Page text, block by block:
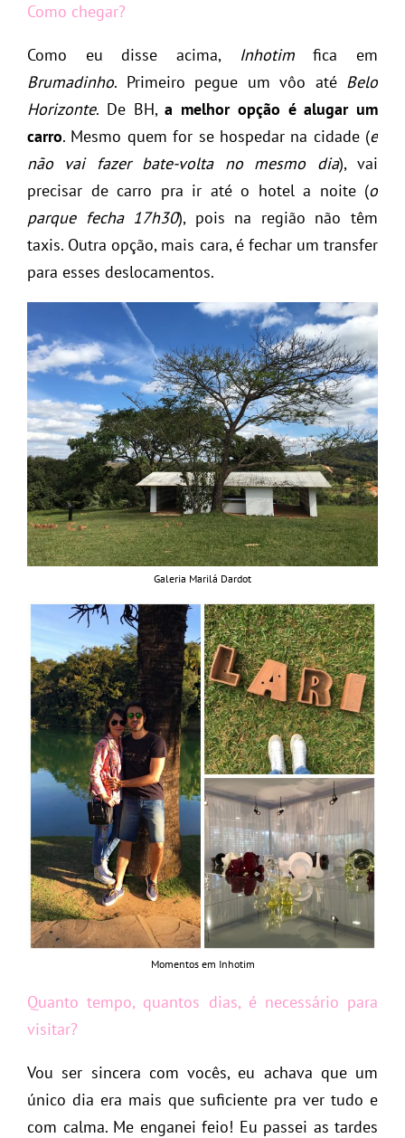
Como chegar?
Como eu disse acima, Inhotimfica em
Brumadinho. Primeiro pegue um vôo até Belo
Horizonte. De BH,a melhor opção é alugar um
carro. Mesmo quem for se hospedar na cidade (e
não vai fazer bate-volta no mesmo dia), vai
precisar de carro pra ir até o hotel a noite (o
parque fecha 17h30), pois na região não têm
taxis. Outra opção, mais cara, é fechar um transfer
para esses deslocamentos.
Galeria Marilá Dardot
Momentos em Inhotim
Quanto tempo, quantos dias, é necessário para
visitar?
Vou ser sincera com vocês, eu achava que um
único dia era mais que suficiente pra ver tudo e
com calma. Me enganei feio! Eu passei as tardes